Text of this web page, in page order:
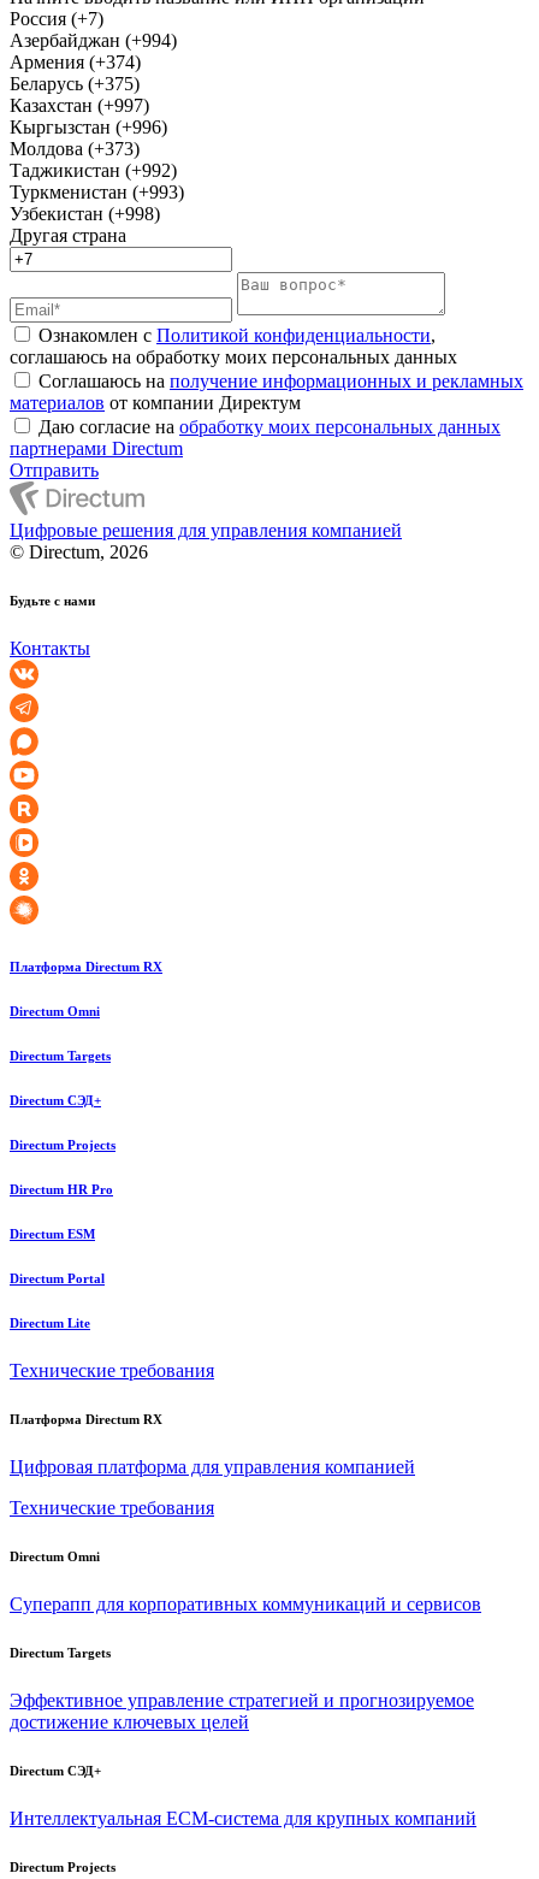
Россия (+7)
Азербайджан (+994)
Армения (+374)
Беларусь (+375)
Казахстан (+997)
Кыргызстан (+996)
Молдова (+373)
Таджикистан (+992)
Туркменистан (+993)
Узбекистан (+998)
Другая страна
Ознакомлен с Политикой конфиденциальности,
соглашаюсь на обработку моих персональных данных
Соглашаюсь на получение информационных и рекламных
материалов от компании Директум
Даю согласие на обработку моих персональных данных
партнерами Directum
Отправить
Цифровые решения для управления компанией
© Directum, 2026
Будьте с нами
Контакты
Платформа Directum RX
Directum Omni
Directum Targets
Directum СЭД+
Directum Projects
Directum HR Pro
Directum ESM
Directum Portal
Directum Lite
Технические требования
Платформа Directum RX
Цифровая платформа для управления компанией
Технические требования
Directum Omni
Суперапп для корпоративных коммуникаций и сервисов
Directum Targets
Эффективное управление стратегией и прогнозируемое
достижение ключевых целей
Directum СЭД+
Интеллектуальная ECM-система для крупных компаний
Directum Projects